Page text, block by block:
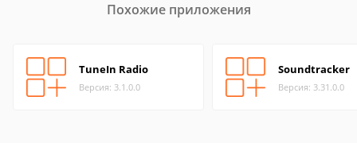
Похожие приложения
TuneIn Radio
Версия: 3.1.0.0
Soundtracker
Версия: 3.31.0.0